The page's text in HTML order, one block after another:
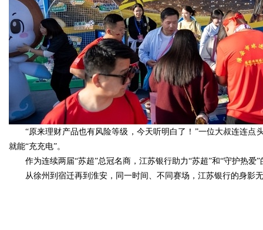
“原来理财产品也有风险等级，今天听明白了！”一位大叔连连
就能“充充电”。
作为连续两届“苏超”总冠名商，江苏银行助力“苏超”和“守护热
从徐州到宿迁再到淮安，同一时间、不同赛场，江苏银行的身影